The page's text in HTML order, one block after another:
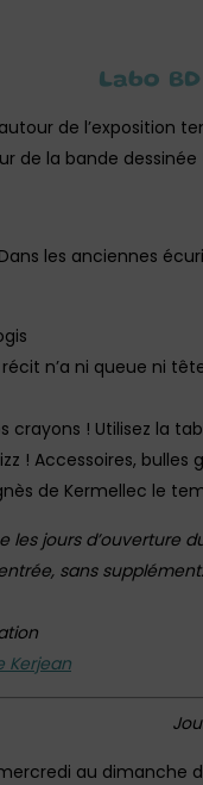
Labo
de l’exposition
de la bande dessinée
les anciennes
n’a ni queue ni
crayons ! Utilisez la
! Accessoires,
de Kermellec le
les jours d’ouverture
sans supplément.
Kerjean
au dimanche